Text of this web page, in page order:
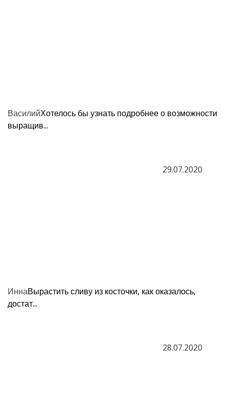
ВасилийХотелось бы узнать подробнее о возможности
выращив...
29.07.2020
ИннаВырастить сливу из косточки, как оказалось,
достат...
28.07.2020